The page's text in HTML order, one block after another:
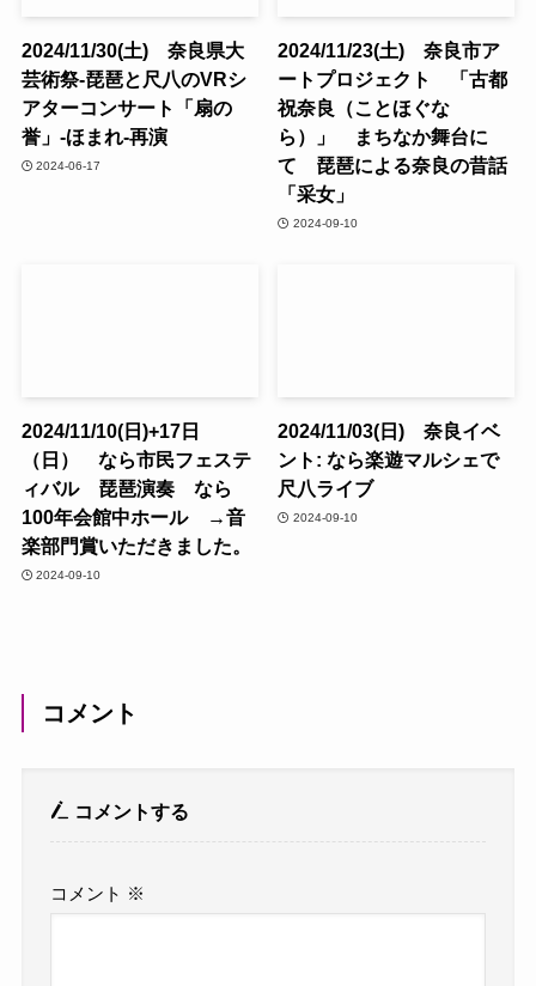
2024/11/30(土) 奈良県大
芸術祭-琵琶と尺八のVRシ
アターコンサート「扇の
誉」-ほまれ-再演
2024-06-17
2024/11/23(土) 奈良市ア
ートプロジェクト 「古都
祝奈良（ことほぐな
ら）」 まちなか舞台に
て 琵琶による奈良の昔話
「采女」
2024-09-10
2024/11/10(日)+17日
（日） なら市民フェステ
ィバル 琵琶演奏 なら
100年会館中ホール →音
楽部門賞いただきました。
2024-09-10
2024/11/03(日) 奈良イベ
ント: なら楽遊マルシェで
尺八ライブ
2024-09-10
コメント
コメントする
コメント ※